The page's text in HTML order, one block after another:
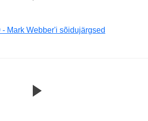
Mark Webber'i sõidujärgsed